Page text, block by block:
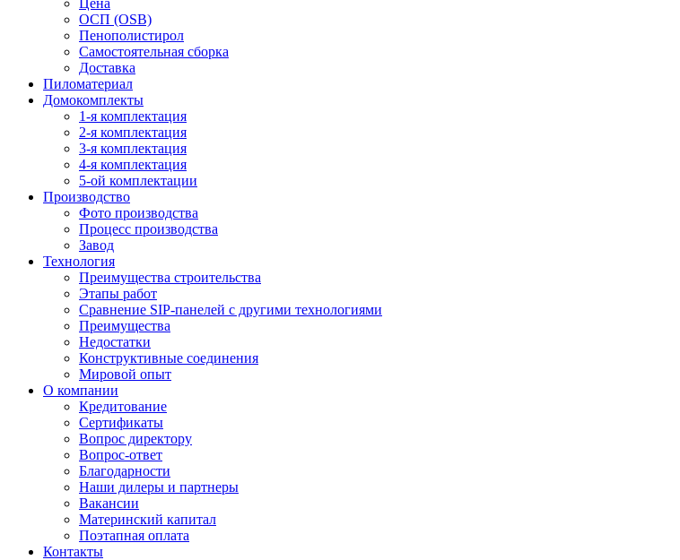
Цена
ОСП (OSB)
Пенополистирол
Самостоятельная сборка
Доставка
Пиломатериал
Домокомплекты
1-я комплектация
2-я комплектация
3-я комплектация
4-я комплектация
5-ой комплектации
Производство
Фото производства
Процесс производства
Завод
Технология
Преимущества строительства
Этапы работ
Сравнение SIP-панелей с другими технологиями
Преимущества
Недостатки
Конструктивные соединения
Мировой опыт
О компании
Кредитование
Сертификаты
Вопрос директору
Вопрос-ответ
Благодарности
Наши дилеры и партнеры
Вакансии
Материнский капитал
Поэтапная оплата
Контакты